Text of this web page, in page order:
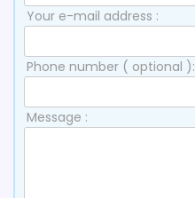
Your e-mail address :
Phone number ( optional ):
Message :